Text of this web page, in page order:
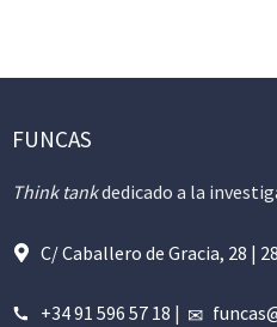
FUNCAS
Think tankdedicado a la
C/ Caballero de Gracia, 28 |
+34 91 596 57 18 |